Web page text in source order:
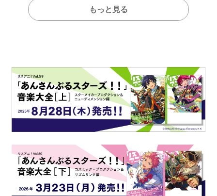
もっと見る